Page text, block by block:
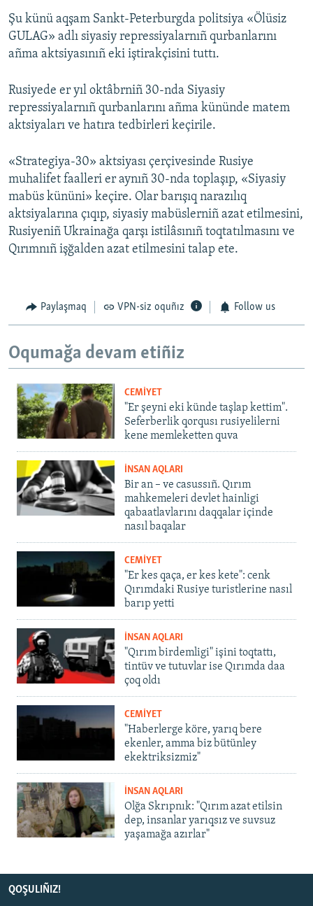
Şu künü aqşam Sankt-Peterburgda politsiya «Ölüsiz
GULAG» adlı siyasiy repressiyalarnıñ qurbanlarını
añma aktsiyasınıñ eki iştirakçisini tuttı.
Rusiyede er yıl oktâbrniñ 30-nda Siyasiy
repressiyalarnıñ qurbanlarını añma kününde matem
aktsiyaları ve hatıra tedbirleri keçirile.
«Strategiya-30» aktsiyası çerçivesinde Rusiye
muhalifet faalleri er aynıñ 30-nda toplaşıp, «Siyasiy
mabüs kününi» keçire. Olar barışıq narazılıq
aktsiyalarına çıqıp, siyasiy mabüslerniñ azat etilmesini,
Rusiyeniñ Ukrainağa qarşı istilâsınıñ toqtatılmasını ve
Qırımnıñ işğalden azat etilmesini talap ete.
Paylaşmaq VPN-siz oquñız Follow us
Oqumağa devam etiñiz
CEMİYET
"Er şeyni eki künde taşlap kettim".
Seferberlik qorqusı rusiyelilerni
kene memleketten quva
İNSAN AQLARI
Bir an – ve casussıñ. Qırım
mahkemeleri devlet hainligi
qabaatlavlarını daqqalar içinde
nasıl baqalar
CEMİYET
"Er kes qaça, er kes kete": cenk
Qırımdaki Rusiye turistlerine nasıl
barıp yetti
İNSAN AQLARI
"Qırım birdemligi" işini toqtattı,
tintüv ve tutuvlar ise Qırımda daa
çoq oldı
CEMİYET
"Haberlerge köre, yarıq bere
ekenler, amma biz bütünley
ekektriksizmiz"
İNSAN AQLARI
Olğa Skrıpnık: "Qırım azat etilsin
dep, insanlar yarıqsız ve suvsuz
yaşamağa azırlar"
QOŞULIÑIZ!